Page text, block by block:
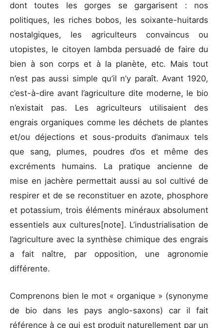
dont toutes les gorges se gargarisent : nos
politiques, les riches bobos, les soixante-huitards
nostalgiques, les agriculteurs convaincus ou
utopistes, le citoyen lambda persuadé de faire du
bien à son corps et à la planète, etc. Mais tout
n’est pas aussi simple qu’il n’y paraît. Avant 1920,
c’est-à-dire avant l’agriculture dite moderne, le bio
n’existait pas. Les agriculteurs utilisaient des
engrais organiques comme les déchets de plantes
et/ou déjections et sous-produits d’animaux tels
que sang, plumes, poudres d’os et même des
excréments humains. La pratique ancienne de
mise en jachère permettait aussi au sol cultivé de
respirer et de se reconstituer en azote, phosphore
et potassium, trois éléments minéraux absolument
essentiels aux cultures[note]. L’industrialisation de
l’agriculture avec la synthèse chimique des engrais
a fait naître, par opposition, une agronomie
différente.
Comprenons bien le mot « organique » (synonyme
de bio dans les pays anglo-saxons) car il fait
référence à ce qui est produit naturellement par un